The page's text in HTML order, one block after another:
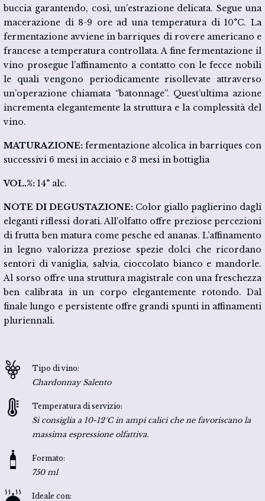
buccia garantendo, così, un’estrazione delicata. Segue una
macerazione di 8-9 ore ad una temperatura di 10°C. La
fermentazione avviene in barriques di rovere americano e
francese a temperatura controllata. A fine fermentazione il
vino prosegue l’affinamento a contatto con le fecce nobili
le quali vengono periodicamente risollevate attraverso
un’operazione chiamata “batonnage”. Quest’ultima azione
incrementa elegantemente la struttura e la complessità del
vino.
MATURAZIONE: fermentazione alcolica in barriques con
successivi 6 mesi in acciaio e 3 mesi in bottiglia
VOL.%: 14° alc.
NOTE DI DEGUSTAZIONE: Color giallo paglierino dagli
eleganti riflessi dorati. All’olfatto offre preziose percezioni
di frutta ben matura come pesche ed ananas. L’affinamento
in legno valorizza preziose spezie dolci che ricordano
sentori di vaniglia, salvia, cioccolato bianco e mandorle.
Al sorso offre una struttura magistrale con una freschezza
ben calibrata in un corpo elegantemente rotondo. Dal
finale lungo e persistente offre grandi spunti in affinamenti
pluriennali.
Tipo di vino:
Chardonnay Salento
Temperatura di servizio:
Si consiglia a 10-12°C in ampi calici che ne favoriscano la
massima espressione olfattiva.
Formato:
750 ml
Ideale con: